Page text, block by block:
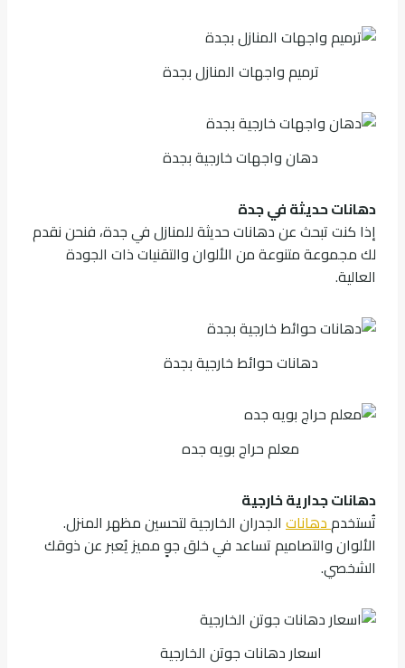
ترميم واجهات المنازل بجدة
دهان واجهات خارجية بجدة
دهانات حديثة في جدة
إذا كنت تبحث عن دهانات حديثة للمنازل في جدة، فنحن نقدم
لك مجموعة متنوعة من الألوان والتقنيات ذات الجودة
العالية.
دهانات حوائط خارجية بجدة
معلم حراج بويه جده
دهانات جدارية خارجية
تُستخدمدهانات الجدران الخارجية لتحسين مظهر المنزل.
الألوان والتصاميم تساعد في خلق جوٍ مميز يُعبر عن ذوقك
الشخصي.
اسعار دهانات جوتن الخارجية